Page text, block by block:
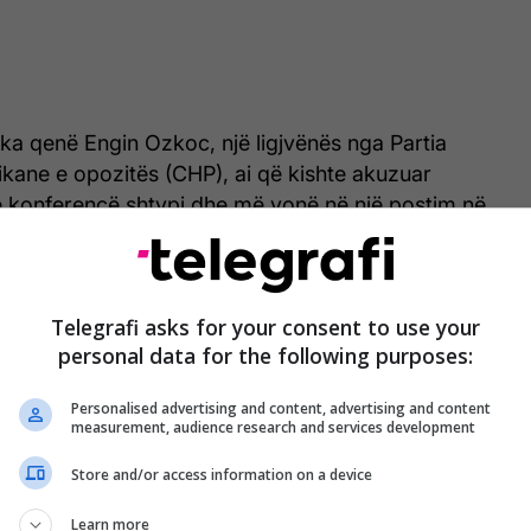
qenë Engin Ozkoc, një ligjvënës nga Partia
e opozitës (CHP), ai që kishte akuzuar
konferencë shtypi dhe më vonë në një postim në
të ushtarëve që u vranë javën e kaluar
gjithashtu Erdoganin për “papërgjegjësi për
në një konflikt pa mbulimin nga ajri”.
Mustafa Sentop, dënoi deklaratën e ligjvënësit
prokurorët e Ankarasë filluan një hetim "mbi një
presidentit". /Telegrafi/
Telegrafi asks for your consent to use your
personal data for the following purposes:
Personalised advertising and content, advertising and content
measurement, audience research and services development
Store and/or access information on a device
Learn more